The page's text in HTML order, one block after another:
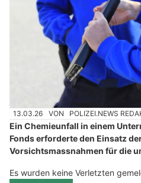
13.03.26 VON POLIZEI.NEWS
Ein Chemieunfall in einem
Fonds erforderte den Einsatz
Vorsichtsmassnahmen für die
Es wurden keine Verletzten